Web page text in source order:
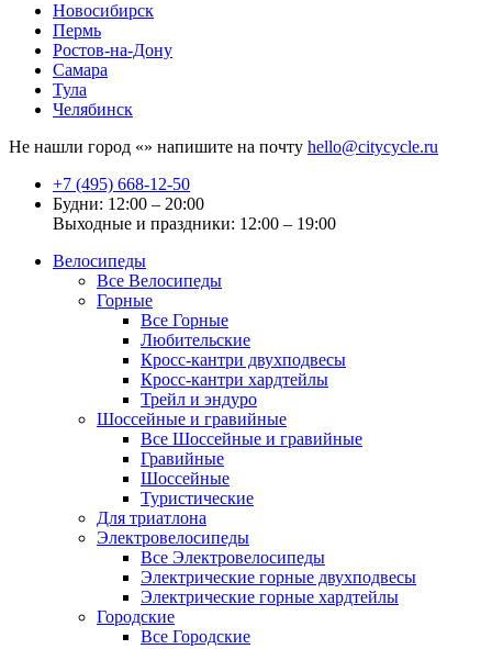
Новосибирск
Пермь
Ростов-на-Дону
Самара
Тула
Челябинск
Не нашли город «» напишите на почту hello@citycycle.ru
+7 (495) 668-12-50
Будни: 12:00 – 20:00
Выходные и праздники: 12:00 – 19:00
Велосипеды
Все Велосипеды
Горные
Все Горные
Любительские
Кросс-кантри двухподвесы
Кросс-кантри хардтейлы
Трейл и эндуро
Шоссейные и гравийные
Все Шоссейные и гравийные
Гравийные
Шоссейные
Туристические
Для триатлона
Электровелосипеды
Все Электровелосипеды
Электрические горные двухподвесы
Электрические горные хардтейлы
Городские
Все Городские